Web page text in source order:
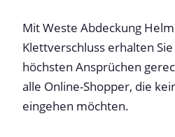
Mit Weste Abdeckung
Klettverschluss erhalten
höchsten Ansprüchen
alle Online-Shopper, die
eingehen möchten.